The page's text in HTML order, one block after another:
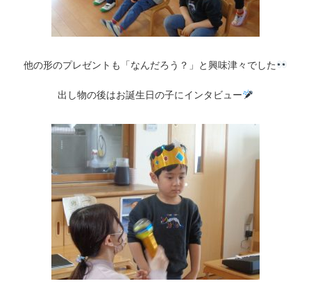
他の形のプレゼントも「なんだろう？」と興味津々でした
出し物の後はお誕生日の子にインタビュー